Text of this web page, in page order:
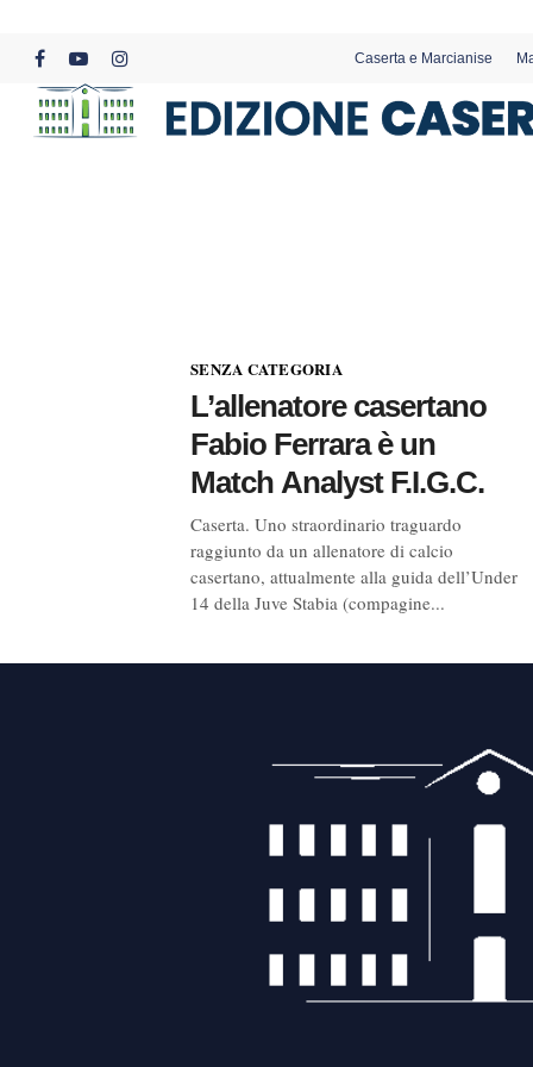
content
facebookyoutubeinstagram
Caserta e Marcianise
SENZA CATEGORIA
L’allenatore casertano
Fabio Ferrara è un
Match Analyst F.I.G.C.
Caserta. Uno straordinario traguardo
raggiunto da un allenatore di calcio
casertano, attualmente alla guida dell’Under
14 della Juve Stabia (compagine...